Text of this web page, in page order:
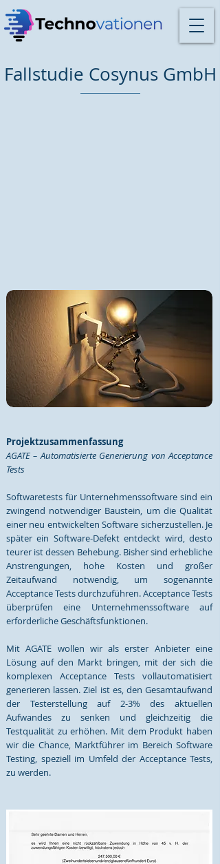
Fallstudie Cosynus GmbH
Projektzusammenfassung
AGATE – Automatisierte Generierung von Acceptance
Tests
Softwaretests für Unternehmenssoftware sind ein
zwingend notwendiger Baustein, um die Qualität
einer neu entwickelten Software sicherzustellen. Je
später ein Software-Defekt entdeckt wird, desto
teurer ist dessen Behebung. Bisher sind erhebliche
Anstrengungen, hohe Kosten und großer
Zeitaufwand notwendig, um sogenannte
Acceptance Tests durchzuführen. Acceptance Tests
überprüfen eine Unternehmenssoftware auf
erforderliche Geschäftsfunktionen.
Mit AGATE wollen wir als erster Anbieter eine
Lösung auf den Markt bringen, mit der sich die
komplexen Acceptance Tests vollautomatisiert
generieren lassen. Ziel ist es, den Gesamtaufwand
der Testerstellung auf 2-3% des aktuellen
Aufwandes zu senken und gleichzeitig die
Testqualität zu erhöhen. Mit dem Produkt haben
wir die Chance, Marktführer im Bereich Software
Testing, speziell im Umfeld der Acceptance Tests,
zu werden.